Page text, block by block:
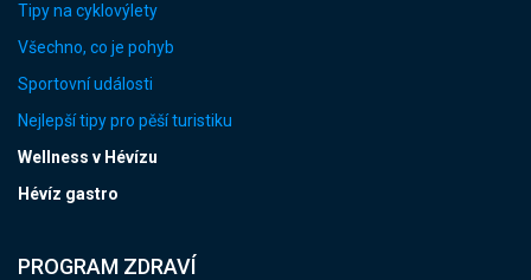
Tipy na cyklovýlety
Všechno, co je pohyb
Sportovní události
Nejlepší tipy pro pěší turistiku
Wellness v Hévízu
Hévíz gastro
PROGRAM ZDRAVÍ